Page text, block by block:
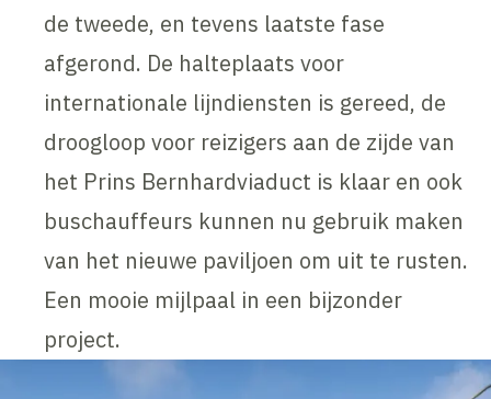
de tweede, en tevens laatste fase
afgerond. De halteplaats voor
internationale lijndiensten is gereed, de
droogloop voor reizigers aan de zijde van
het Prins Bernhardviaduct is klaar en ook
buschauffeurs kunnen nu gebruik maken
van het nieuwe paviljoen om uit te rusten.
Een mooie mijlpaal in een bijzonder
project.